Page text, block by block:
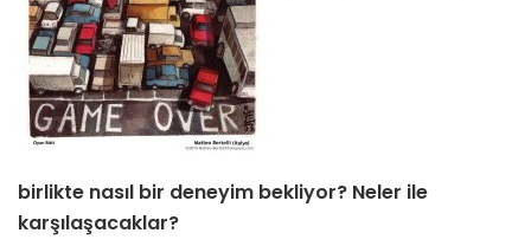
birlikte nasıl bir deneyim bekliyor? Neler ile
karşılaşacaklar?